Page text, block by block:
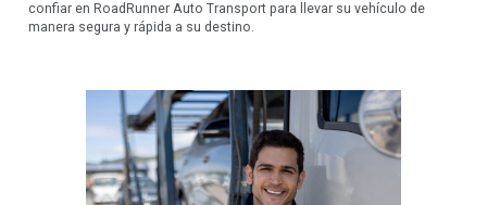
confiar en RoadRunner Auto Transport para llevar su vehículo de
manera segura y rápida a su destino.